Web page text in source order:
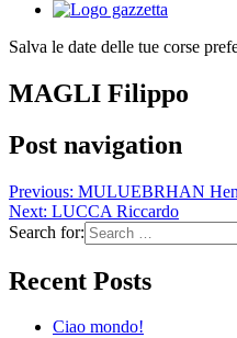
Salva le date delle tue corse
MAGLI Filippo
Post navigation
Previous: MULUEBRHAN
Next: LUCCA Riccardo
Search for:
Recent Posts
Ciao mondo!